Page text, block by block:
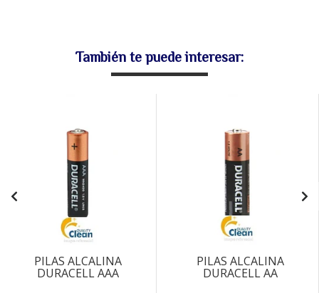
También te puede interesar:
PILAS ALCALINA
DURACELL AAA
PILAS ALCALINA
DURACELL AA